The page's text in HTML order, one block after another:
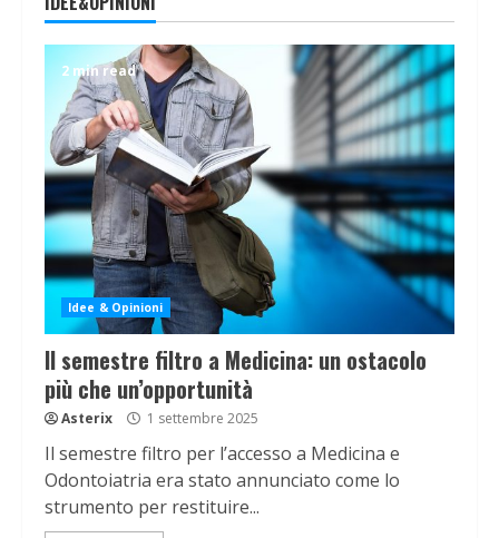
2 min read
Idee & Opinioni
Il semestre filtro a Medicina: un ostacolo
più che un’opportunità
Asterix 1 settembre 2025
Il semestre filtro per l’accesso a Medicina e
Odontoiatria era stato annunciato come lo
strumento per restituire...